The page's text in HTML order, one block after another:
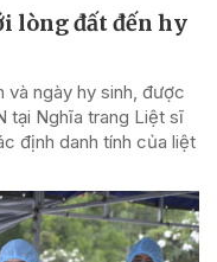
lòng đất đến hy
và ngày hy sinh, được
tại Nghĩa trang Liệt sĩ
định danh tính của liệt